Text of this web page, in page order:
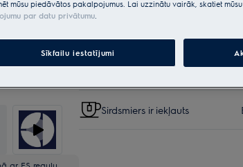
Papildus garantija +3 gadi
Sirdsmiers ir iekļauts
mūsu piedāvātos pakalpojumus. Lai uzzinātu vairāk, skatiet mūsu
par datu privātumu.
Sīkfailu iestatījumi